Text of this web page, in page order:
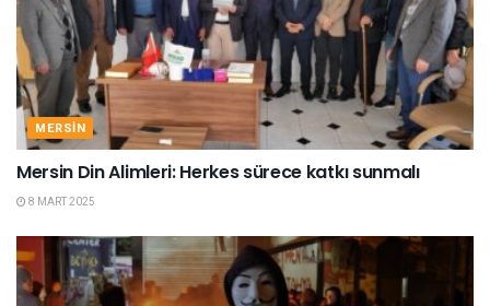
MERSIN
Mersin Din Alimleri: Herkes sürece katkı sunmalı
8 MART 2025